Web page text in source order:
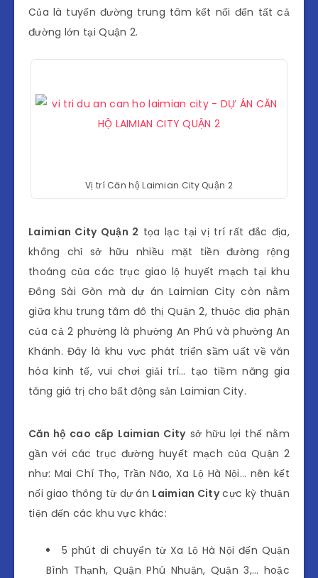
Của là tuyến đường trung tâm kết nối đến tất cả
đường lớn tại Quận 2.
Vị trí Căn hộ Laimian City Quận 2
Laimian City Quận 2 tọa lạc tại vị trí rất đắc địa,
không chỉ sở hữu nhiều mặt tiền đường rộng
thoáng của các trục giao lộ huyết mạch tại khu
Đông Sài Gòn mà dự án Laimian City còn nằm
giữa khu trung tâm đô thị Quận 2, thuộc địa phận
của cả 2 phường là phường An Phú và phường An
Khánh. Đây là khu vực phát triển sầm uất về văn
hóa kinh tế, vui chơi giải trí… tạo tiềm năng gia
tăng giá trị cho bất động sản Laimian City.
Căn hộ cao cấp Laimian Citysở hữu lợi thế nằm
gần với các trục đường huyết mạch của Quận 2
như: Mai Chí Thọ, Trần Não, Xa Lộ Hà Nội… nên kết
nối giao thông từ dự án Laimian Citycực kỳ thuận
tiện đến các khu vực khác:
5 phút di chuyển từ Xa Lộ Hà Nội đến Quận
Bình Thạnh, Quận Phú Nhuận, Quận 3,… hoặc